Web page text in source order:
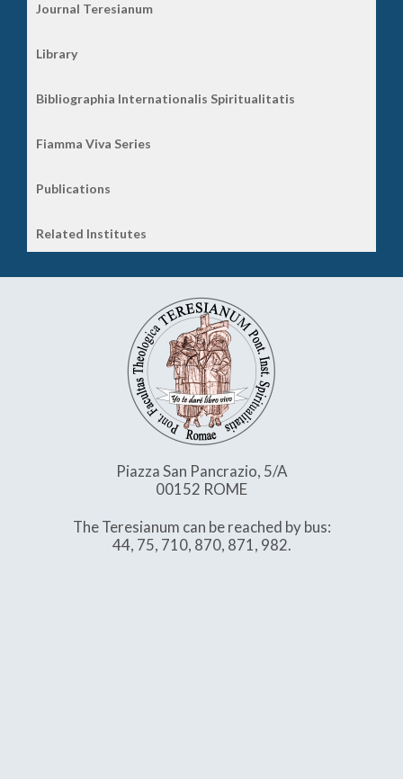
Journal Teresianum
Library
Bibliographia Internationalis Spiritualitatis
Fiamma Viva Series
Publications
Related Institutes
Piazza San Pancrazio, 5/A
00152 ROME
The Teresianum can be reached by bus:
44, 75, 710, 870, 871, 982.